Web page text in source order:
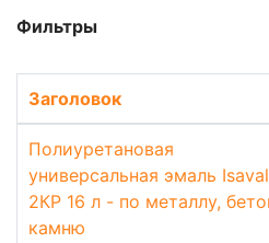
Фильтры
Заголовок
Полиуретановая
универсальная эмаль Isaval
2КР 16 л - по металлу,
камню